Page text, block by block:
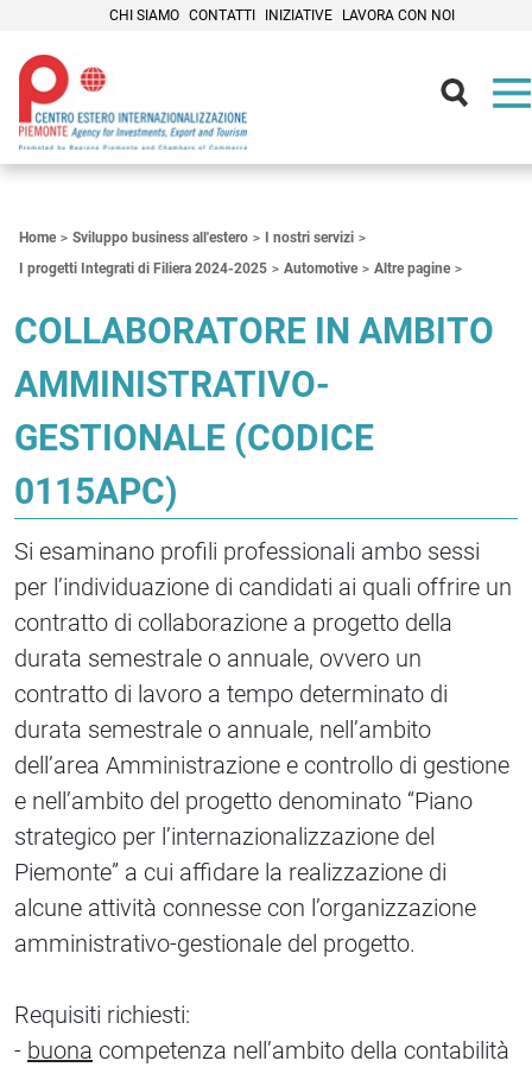
CHI SIAMO CONTATTI INIZIATIVE LAVORA CON NOI
Home Sviluppo business all'estero
I nostri servizi
I progetti Integrati di Filiera 2024-2025
Automotive Altre pagine
COLLABORATORE IN AMBITO
AMMINISTRATIVO-
GESTIONALE (CODICE
0115APC)
Si esaminano profili professionali ambo sessi
per l’individuazione di candidati ai quali offrire un
contratto di collaborazione a progetto della
durata semestrale o annuale, ovvero un
contratto di lavoro a tempo determinato di
durata semestrale o annuale, nell’ambito
dell’area Amministrazione e controllo di gestione
e nell’ambito del progetto denominato “Piano
strategico per l’internazionalizzazione del
Piemonte” a cui affidare la realizzazione di
alcune attività connesse con l’organizzazione
amministrativo-gestionale del progetto.
Requisiti richiesti:
- buona competenza nell’ambito della contabilità